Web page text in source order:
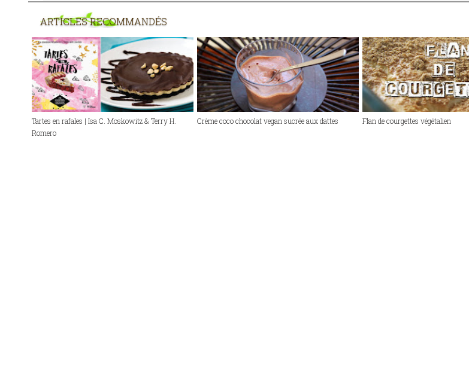
ARTICLES RECOMMANDÉS
Tartes en rafales | Isa C. Moskowitz & Terry H.
Romero
Crème coco chocolat vegan sucrée aux dattes Flan de courgettes végétalien